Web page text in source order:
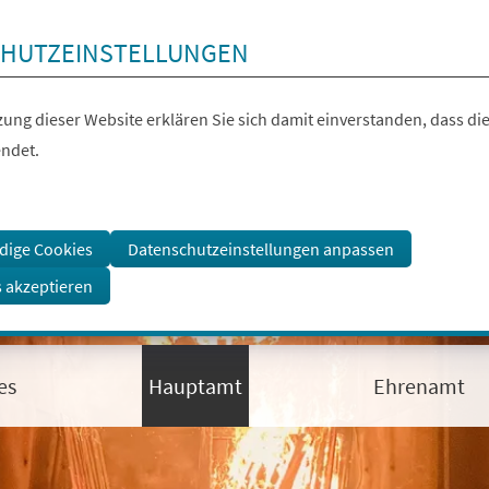
dieser Website erklären Sie sich damit einverstanden, dass
Cookies
Datenschutzeinstellungen anpassen
akzeptieren
Hauptamt Ehrenamt